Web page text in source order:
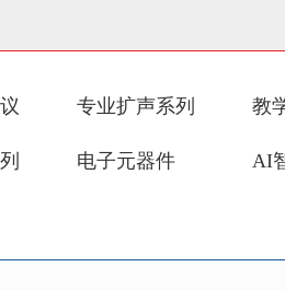
专业扩声系列 教
电子元器件 AI